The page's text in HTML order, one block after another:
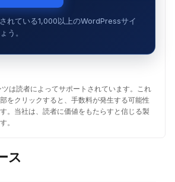
れている1,000以上のWordPressサイ
う。
は読者によってサポートされています。これ
をクリックすると、手数料が発生する可能性
。当社は、読者に価値をもたらすと信じる製
。
ス